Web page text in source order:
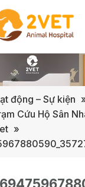
động – Sự kiện
Cứu Hộ Sân
»